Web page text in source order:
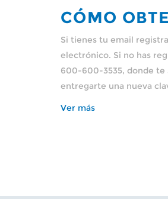
CÓMO
Si tienes tu email
electrónico. Si no has
600-600-3535, donde te
entregarte una nueva
Ver más